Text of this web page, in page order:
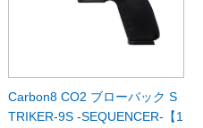
Carbon8 CO2 ブローバック S
TRIKER-9S -SEQUENCER-【1